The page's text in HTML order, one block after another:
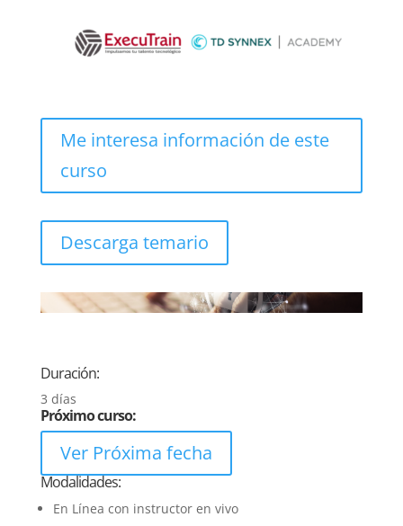
Me interesa información de este
curso
Descarga temario
Duración:
3 días
Próximo curso:
Ver Próxima fecha
Modalidades:
En Línea con instructor en vivo